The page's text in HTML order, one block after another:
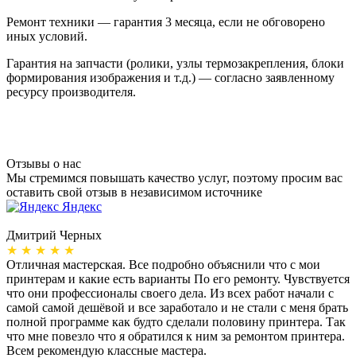
Ремонт техники — гарантия 3 месяца, если не обговорено
иных условий.
Гарантия на запчасти (ролики, узлы термозакрепления, блоки
формирования изображения и т.д.) — согласно заявленному
ресурсу производителя.
Отзывы о нас
Мы стремимся повышать качество услуг, поэтому просим вас
оставить свой отзыв в независимом источнике
Яндекс
Дмитрий Черных
★ ★ ★ ★ ★
Отличная мастерская. Все подробно объяснили что с мои
принтерам и какие есть варианты По его ремонту. Чувствуется
что они профессионалы своего дела. Из всех работ начали с
самой самой дешёвой и все заработало и не стали с меня брать
полной программе как будто сделали половину принтера. Так
что мне повезло что я обратился к ним за ремонтом принтера.
Всем рекомендую классные мастера.